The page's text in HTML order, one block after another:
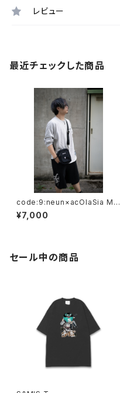
レビュー
最近チェックした商品
code:9:neun×acOlaSia Min
i shoulder bag
¥7,000
セール中の商品